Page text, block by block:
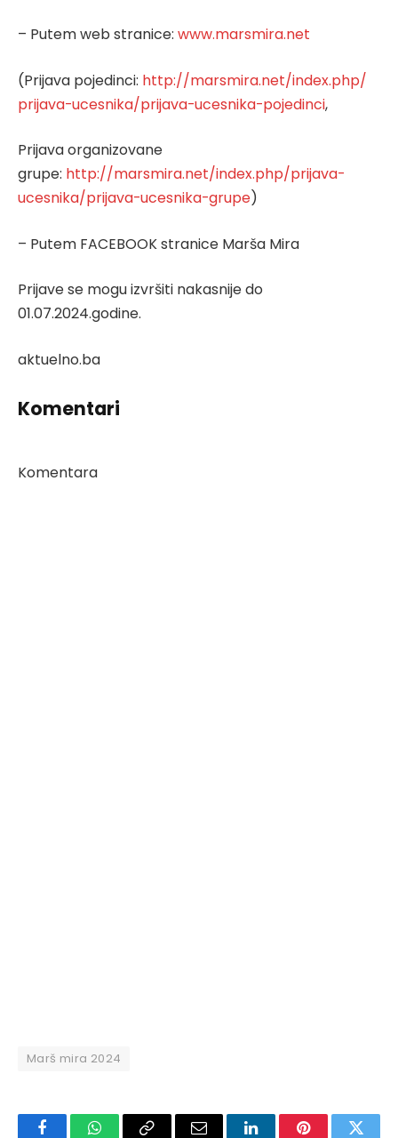
– Putem web stranice: www.marsmira.net
(Prijava pojedinci: http://marsmira.net/index.php/
prijava-ucesnika/prijava-ucesnika-pojedinci,
Prijava organizovane
grupe: http://marsmira.net/index.php/prijava-
ucesnika/prijava-ucesnika-grupe)
– Putem FACEBOOK stranice Marša Mira
Prijave se mogu izvršiti nakasnije do
01.07.2024.godine.
aktuelno.ba
Komentari
Komentara
Marš mira 2024